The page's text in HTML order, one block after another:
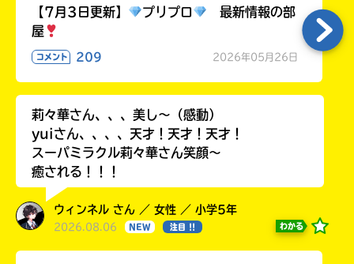
【7月3日更新】 プリプロ
最新情報の部
屋
コメント 209 2026年05月26日
莉々華さん、、、美し〜（感動）
yuiさん、、、、天才！天才！天才！
スーパミラクル莉々華さん笑顔〜
癒される！！！
ウィンネル さん ／ 女性 ／ 小学5年
2026.08.06 NEW 注目 !! わかる